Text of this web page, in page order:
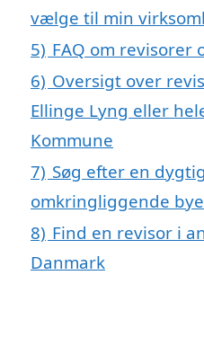
vælge til min
5) FAQ om revisorer
6) Oversigt over
Ellinge Lyng eller
Kommune
7) Søg efter en
omkringliggende
8) Find en revisor i
Danmark